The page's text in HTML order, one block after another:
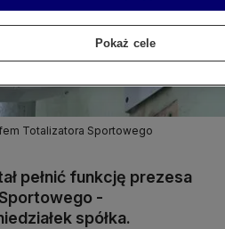
Totalizatora Sportowego
pełnić funkcję prezesa
-
spółka.
Pokaż cele